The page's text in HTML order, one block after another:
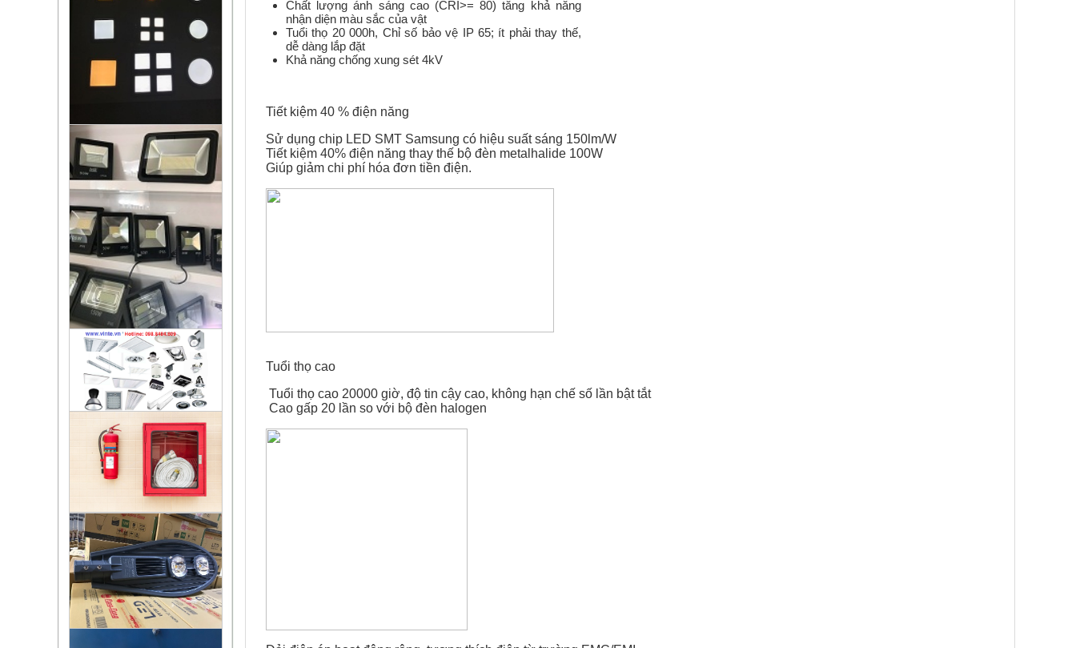
Chất lượng ánh sáng cao (CRI>= 80) tăng khả năng
nhận diện màu sắc của vật
Tuổi thọ 20 000h, Chỉ số bảo vệ IP 65; ít phải thay thế,
dễ dàng lắp đặt
Khả năng chống xung sét 4kV
Tiết kiệm 40 % điện năng
Sử dụng chip LED SMT Samsung có hiệu suất sáng 150lm/W
Tiết kiệm 40% điện năng thay thế bộ đèn metalhalide 100W
Giúp giảm chi phí hóa đơn tiền điện.
Tuổi thọ cao
Tuổi thọ cao 20000 giờ, độ tin cậy cao, không hạn chế số lần bật tắt
Cao gấp 20 lần so với bộ đèn halogen